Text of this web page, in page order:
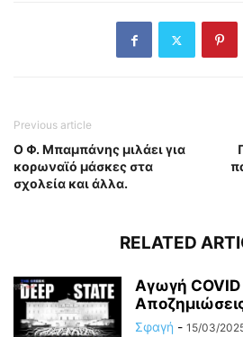
Previous article
Ο Φ. Μπαμπάνης μιλάει για
κορωναϊό μάσκες στα
σχολεία και άλλα.
RELATED
Αγωγή
Σφαγή - 15/03/